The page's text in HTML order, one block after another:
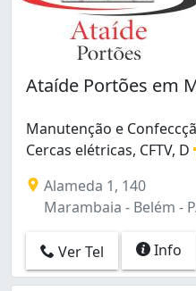
Ataíde Portões em
Manutenção e
Cercas elétricas, CFTV, D
Alameda 1, 140
Marambaia - Belém -
Ver Tel Info